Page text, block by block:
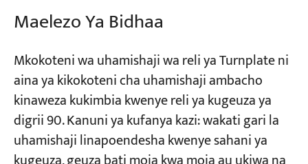
Habari
Kuhusu sisi
Wasiliana nasi
Maelezo Ya Bidhaa
Mkokoteni wa uhamishaji wa reli ya Turnplate ni
aina ya kikokoteni cha uhamishaji ambacho
kinaweza kukimbia kwenye reli ya kugeuza ya
digrii 90. Kanuni ya kufanya kazi: wakati gari la
uhamishaji linapoendesha kwenye sahani ya